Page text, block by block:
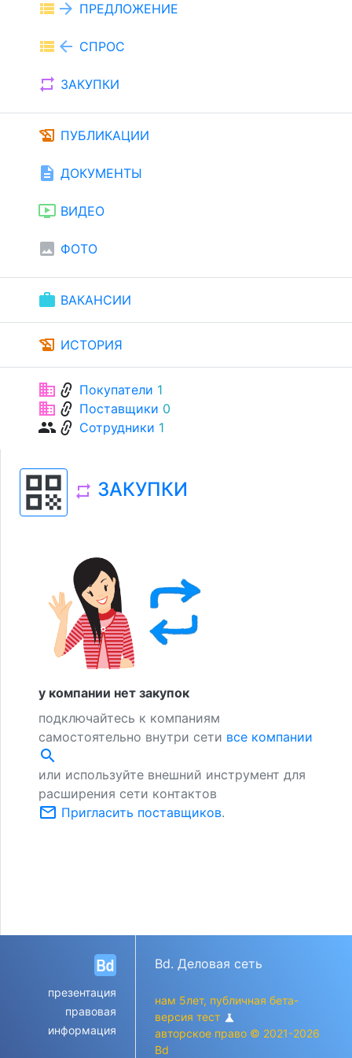
view_list arrow_forward ПРЕДЛОЖЕНИЕ
view_list arrow_back СПРОС
repeat ЗАКУПКИ
history_edu ПУБЛИКАЦИИ
description ДОКУМЕНТЫ
ondemand_video ВИДЕО
image ФОТО
work ВАКАНСИИ
history_edu ИСТОРИЯ
businesslink Покупатели 1
businesslink Поставщики 0
grouplink Сотрудники 1
qr_code repeat ЗАКУПКИ
у компании нет закупок
подключайтесь к компаниям
самостоятельно внутри сети все компании
search
или используйте внешний инструмент для
расширения сети контактов
mail_outline Пригласить поставщиков.
презентация
правовая
информация
Bd. Деловая сеть
нам 5лет, публичная бета-
версия тест science
авторское право © 2021-2026
Bd